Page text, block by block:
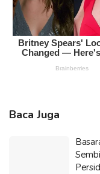
Baca Juga